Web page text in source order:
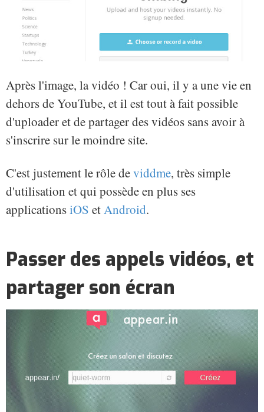
Après l'image, la vidéo ! Car oui, il y a une vie en
dehors de YouTube, et il est tout à fait possible
d'uploader et de partager des vidéos sans avoir à
s'inscrire sur le moindre site.
C'est justement le rôle deviddme, très simple
d'utilisation et qui possède en plus ses
applicationsiOS etAndroid.
Passer des appels vidéos, et
partager son écran